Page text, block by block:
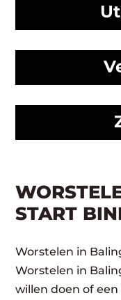
START
Worstelen in
Worstelen in
willen doen of